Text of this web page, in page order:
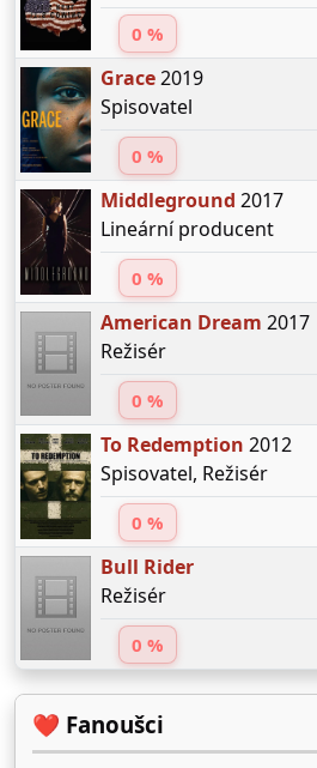
0 %
Grace2019
Spisovatel
0 %
Middleground 2017
Lineární producent
0 %
American Dream 2017
Režisér
0 %
To Redemption 2012
Spisovatel, Režisér
0 %
Bull Rider
Režisér
0 %
❤️ Fanoušci